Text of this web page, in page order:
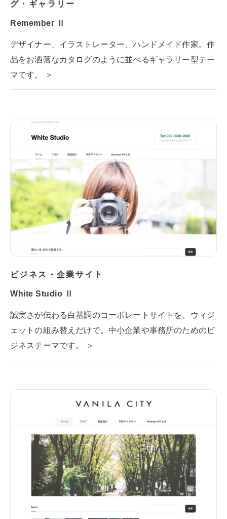
グ・ギャラリー
Remember Ⅱ
デザイナー、イラストレーター、ハンドメイド作家。作
品をお洒落なカタログのように並べるギャラリー型テー
マです。 ＞
ビジネス・企業サイト
White Studio Ⅱ
誠実さが伝わる白基調のコーポレートサイトを、ウィジ
ェットの組み替えだけで。中小企業や事務所のためのビ
ジネステーマです。 ＞